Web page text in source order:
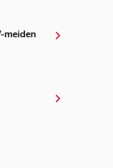
meiden